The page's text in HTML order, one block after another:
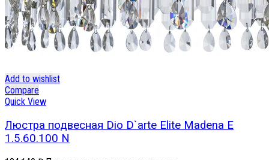
Add to wishlist
Compare
Quick View
Люстра подвесная Dio D`arte Elite Madena E
1.5.60.100 N